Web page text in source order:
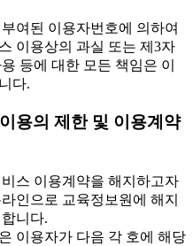
여된 이용자번호에 의하여
이용상의 과실 또는 제3자
등에 대한 모든 책임은 이
다.
용의 제한 및 이용계약
스 이용계약을 해지하고자
인으로 교육정보원에 해지
니다.
이용자가 다음 각 호에 해당